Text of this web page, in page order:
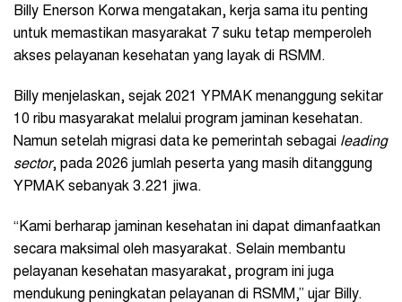
Billy Enerson Korwa mengatakan, kerja sama itu penting
untuk memastikan masyarakat 7 suku tetap memperoleh
akses pelayanan kesehatan yang layak di RSMM.
Billy menjelaskan, sejak 2021 YPMAK menanggung sekitar
10 ribu masyarakat melalui program jaminan kesehatan.
Namun setelah migrasi data ke pemerintah sebagai leading
sector, pada 2026 jumlah peserta yang masih ditanggung
YPMAK sebanyak 3.221 jiwa.
“Kami berharap jaminan kesehatan ini dapat dimanfaatkan
secara maksimal oleh masyarakat. Selain membantu
pelayanan kesehatan masyarakat, program ini juga
mendukung peningkatan pelayanan di RSMM,” ujar Billy.